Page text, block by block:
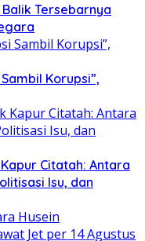
Tersebarnya
Korupsi”,
Citatah: Antara
Isu, dan